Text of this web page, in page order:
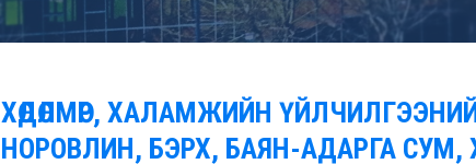
ХӨДӨЛМӨР, ХАЛАМЖИЙН
НОРОВЛИН, БЭРХ, БАЯН-АДАРГА СУМ,